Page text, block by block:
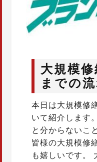
大規模
までの
本日は大規模修
いて紹介します
と分からないこ
皆様の大規模修
も嬉しいです。